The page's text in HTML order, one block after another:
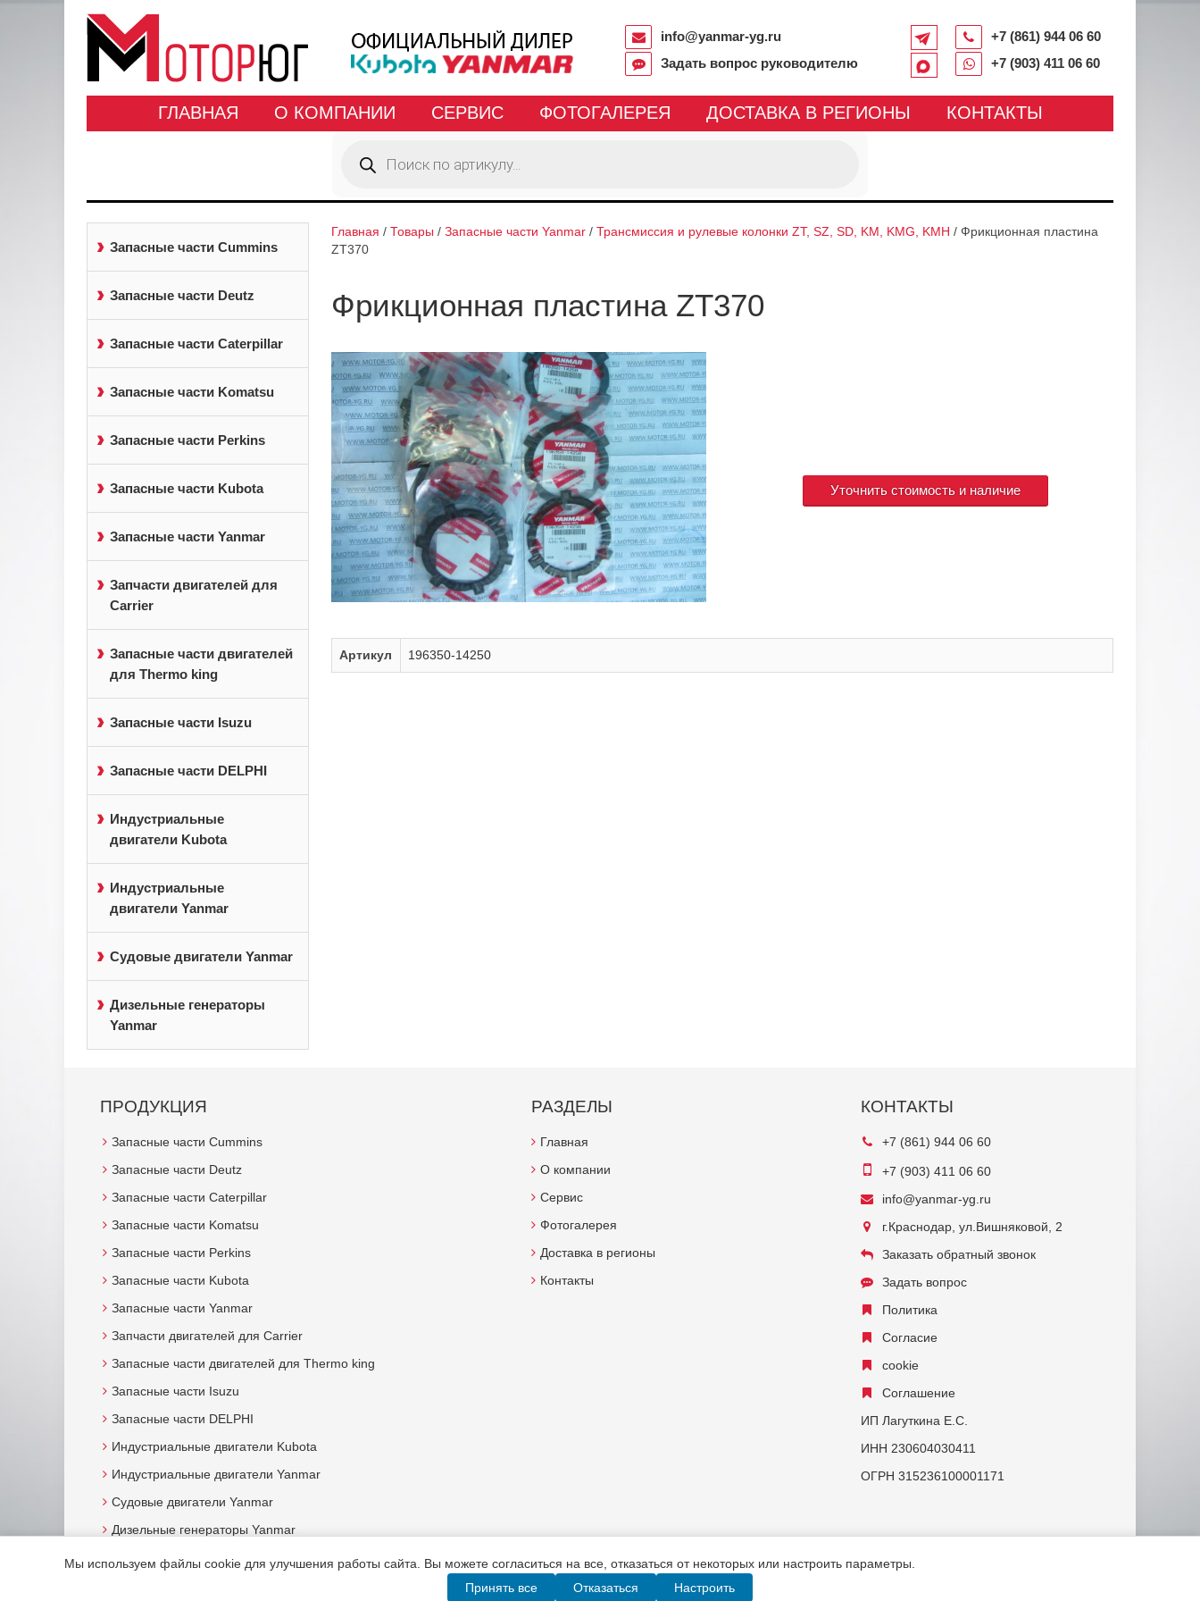
+7 (861) 944 06 60
+7 (903) 411 06 60
info@yanmar-yg.ru
Задать вопрос руководителю
ГЛАВНАЯ О КОМПАНИИ СЕРВИС ФОТОГАЛЕРЕЯ ДОСТАВКА В РЕГИОНЫ КОНТАКТЫ
товаров
Запасные части Cummins
Запасные части Deutz
Запасные части Caterpillar
Запасные части Komatsu
Запасные части Perkins
Запасные части Kubota
Запасные части Yanmar
Запчасти двигателей для
Carrier
Запасные части двигателей
для Thermo king
Запасные части Isuzu
Запасные части DELPHI
Индустриальные
двигатели Kubota
Индустриальные
двигатели Yanmar
Судовые двигатели Yanmar
Дизельные генераторы
Yanmar
Главная / Товары / Запасные части Yanmar/ Трансмиссия и рулевые колонки ZT, SZ, SD, KM, KMG, KMH / Фрикционная пластина
ZT370
Фрикционная пластина ZT370
Уточнить стоимость и наличие
Артикул 196350-14250
ПРОДУКЦИЯ
Запасные части Cummins
Запасные части Deutz
Запасные части Caterpillar
Запасные части Komatsu
Запасные части Perkins
Запасные части Kubota
Запасные части Yanmar
Запчасти двигателей для Carrier
Запасные части двигателей для Thermo king
Запасные части Isuzu
Запасные части DELPHI
Индустриальные двигатели Kubota
Индустриальные двигатели Yanmar
Судовые двигатели Yanmar
Дизельные генераторы Yanmar
РАЗДЕЛЫ
Главная
О компании
Сервис
Фотогалерея
Доставка в регионы
Контакты
КОНТАКТЫ
+7 (861) 944 06 60
+7 (903) 411 06 60
info@yanmar-yg.ru
г.Краснодар, ул.Вишняковой, 2
Заказать обратный звонок
Задать вопрос
Политика
Согласие
cookie
Соглашение
ИП Лагуткина Е.С.
ИНН 230604030411
ОГРН 315236100001171
Мы используем файлы cookie для улучшения работы сайта. Вы можете согласиться на все, отказаться от некоторых или настроить параметры.
Принять все
Отказаться Настроить